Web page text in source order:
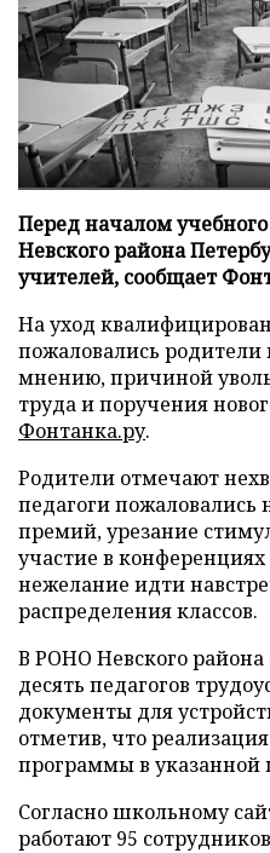
Перед началом
Невского района
учителей, сообщает
На уход
пожаловались
мнению, причиной
труда и поручения
Фонтанка.ру.
Родители отмечают
педагоги пожаловались
премий, урезание
участие в
нежелание идти
распределения классов.
В РОНО Невского
десять педагогов
документы для
отметив, что
программы в указанной
Согласно школьному
работают 95